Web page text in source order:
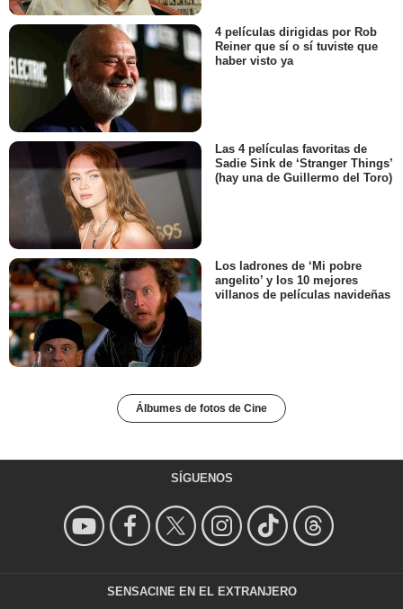
4 películas dirigidas por Rob
Reiner que sí o sí tuviste que
haber visto ya
Las 4 películas favoritas de
Sadie Sink de ‘Stranger Things’
(hay una de Guillermo del Toro)
Los ladrones de ‘Mi pobre
angelito’ y los 10 mejores
villanos de películas navideñas
Álbumes de fotos de Cine
SÍGUENOS
SENSACINE EN EL EXTRANJERO